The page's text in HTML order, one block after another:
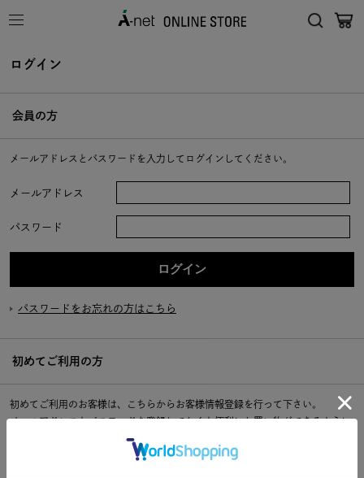
ログイン
会員の方
メールアドレスとパスワードを入力してログインしてください。
メールアドレス
パスワード
パスワードをお忘れの方はこちら
初めてご利用の方
初めてご利用のお客様は、こちらからお客様情報登録を行って下さい。
メールアドレスとパスワードを登録しておくと便利にお買い物ができるように